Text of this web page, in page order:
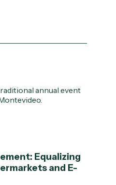
annual event
Equalizing
and E-